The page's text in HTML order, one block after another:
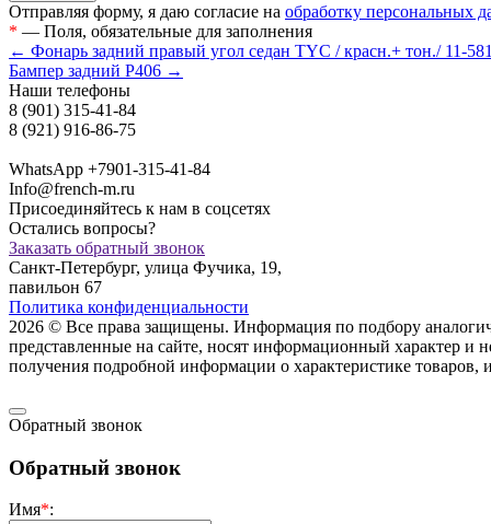
Отправляя форму, я даю согласие на обработку персональных
* — Поля, обязательные для заполнения
← Фонарь задний правый угол седан TYC / красн.+ тон./ 11-
Бампер задний P406 →
Наши телефоны
8 (901) 315-41-84
8 (921) 916-86-75
WhatsApp +7901-315-41-84
Info@french-m.ru
Присоединяйтесь к нам в соцсетях
Остались вопросы?
Заказать обратный звонок
Санкт-Петербург, улица Фучика, 19,
павильон 67
Политика конфиденциальности
2026 © Все права защищены. Информация по подбору
представленные на сайте, носят информационный характер и
пoлучения подрoбной инфoрмации о харaктеристике
Обратный звонок
Обратный звонок
Имя*: